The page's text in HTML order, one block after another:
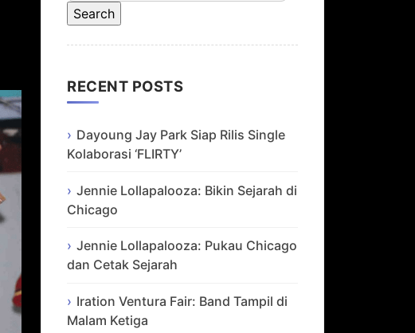
RECENT POSTS
Dayoung Jay Park Siap Rilis Single
Kolaborasi ‘FLIRTY’
Jennie Lollapalooza: Bikin Sejarah di
Chicago
Jennie Lollapalooza: Pukau Chicago
dan Cetak Sejarah
Iration Ventura Fair: Band Tampil di
Malam Ketiga